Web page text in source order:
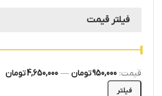
فیلتر قیمت
فیلتر
قیمت: 950,000 تومان — 4,650,000 تومان